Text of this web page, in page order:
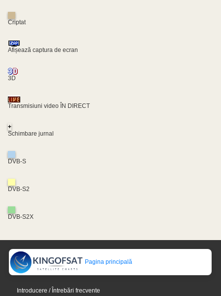
Criptat
Afișează captura de ecran
3D
Transmisiuni video ÎN DIRECT
+
Schimbare jurnal
DVB-S
DVB-S2
DVB-S2X
Pagina principală
Introducere / Întrebări frecvente